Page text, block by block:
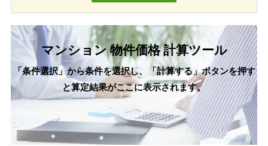
マンション 物件価格 計算ツール
「条件選択」から条件を選択し、「計算する」ボタンを押す
と算定結果がここに表示されます。